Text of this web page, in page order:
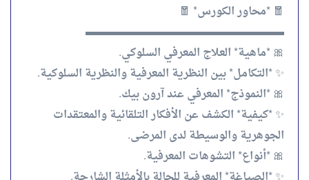
🧧 *محاور الكورس* 🧧
▬▬▬▬▬▬▬▬▬▬▬▬▬▬▬▬▬▬
🎀 *ماهية* العلاج المعرفي السلوكي.
✨ *التكامل* بين النظرية المعرفية والنظرية السلوكية.
🎀 *النموذج* المعرفي عند آرون بيك.
✨ *كيفية* الكشف عن الأفكار التلقائية والمعتقدات
الجوهرية والوسيطة لدى المرضى.
🎀 *أنواع* التشوهات المعرفية.